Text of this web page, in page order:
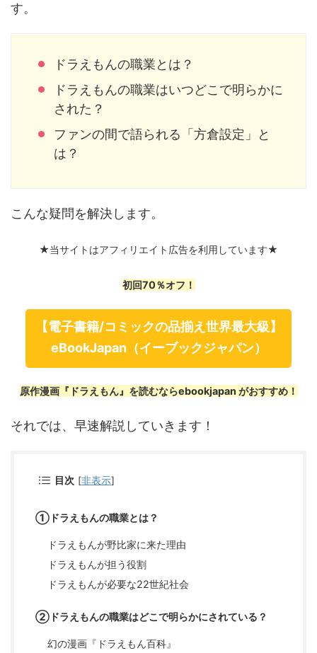
す。
ドラえもんの職業とは？
ドラえもんの職業はいつどこで明らかに
された？
ファンの間で語られる「方倉設定」と
は？
こんな疑問を解決します。
★当サイトはアフィリエイト広告を利用しています★
初回70％オフ！
【電子書籍/コミックの品揃え世界最大級】
eBookJapan（イーブックジャパン）
原作漫画『ドラえもん』を読むならebookjapan がおすすめ！
それでは、早速解説していきます！
目次 [非表示]
①ドラえもんの職業とは？
ドラえもんが野比家に来た理由
ドラえもんが担う役割
ドラえもんが必要な22世紀社会
②ドラえもんの職業はどこで明らかにされている？
幻の漫画『ドラえもん百科』